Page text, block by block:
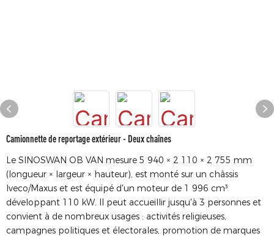
Camionnette de reportage extérieur - Deux chaînes
Le SINOSWAN OB VAN mesure 5 940 × 2 110 × 2 755 mm
(longueur × largeur × hauteur), est monté sur un châssis
Iveco/Maxus et est équipé d'un moteur de 1 996 cm³
développant 110 kW. Il peut accueillir jusqu'à 3 personnes et
convient à de nombreux usages : activités religieuses,
campagnes politiques et électorales, promotion de marques